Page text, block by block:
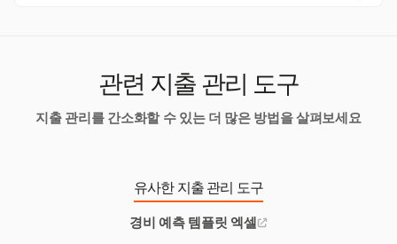
관련 지출 관리 도구
지출 관리를 간소화할 수 있는 더 많은 방법을 살펴보세요
유사한 지출 관리 도구
경비 예측 템플릿 엑셀